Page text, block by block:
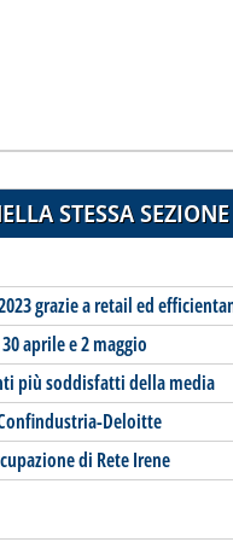
STESSA SEZIONE
grazie a retail ed
aprile e 2 maggio
più soddisfatti della media
Deloitte
di Rete Irene